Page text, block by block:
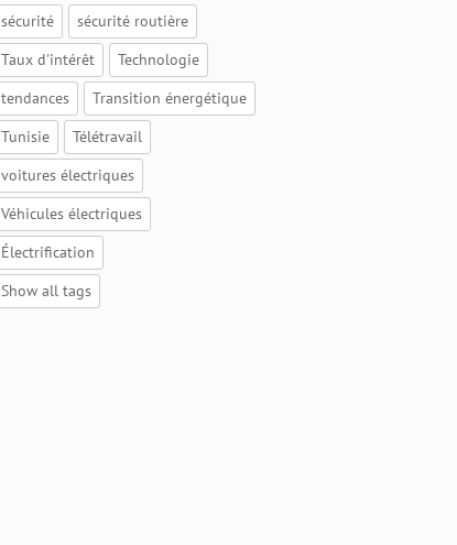
sécurité
sécurité routière
Taux d'intérêt
Technologie
tendances
Transition énergétique
Tunisie
Télétravail
voitures électriques
Véhicules électriques
Électrification
Show all tags